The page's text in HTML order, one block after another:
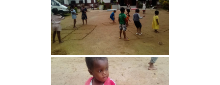
Cyclone à Tamatave : mobilisons-nous !
Pour aider nos enfants, nos salariés, nos centres en
détresse suite au cyclone, Terre des enfants lance une